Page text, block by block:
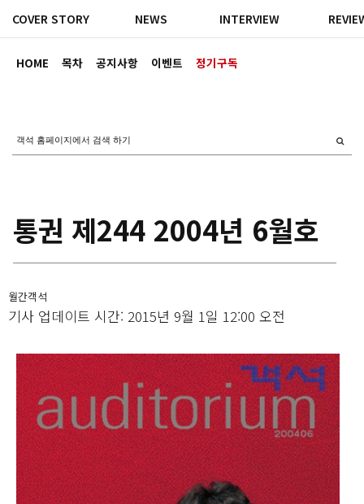
HOME 목차 공지사항 이벤트 정기구독
COVER STORY NEWS INTERVIEW
통권 제244 2004년 6월호
월간객석
기사 업데이트 시간: 2015년 9월 1일 12:00 오전